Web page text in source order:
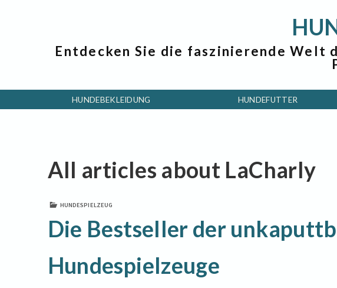
Entdecken Sie die faszinierende Welt
HUNDEBEKLEIDUNG HUNDEFUTTER
All articles about LaCharly
HUNDESPIELZEUG
Die Bestseller der
Hundespielzeuge